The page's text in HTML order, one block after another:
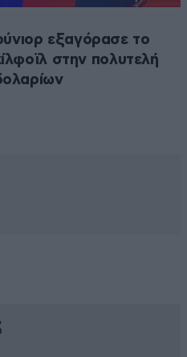
εξαγόρασε το
στην πολυτελή